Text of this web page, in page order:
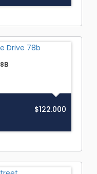
$122.000